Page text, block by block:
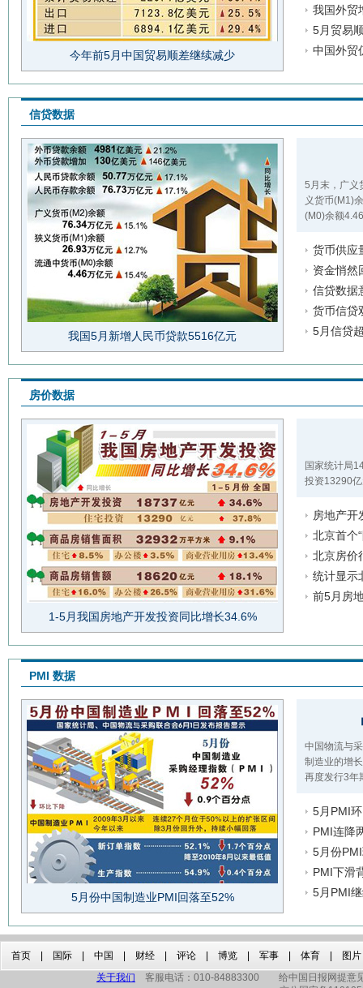
今年前5月中国贸易顺差继续减少
我国外贸
5月贸易
中国外贸
信贷数据
我国5月新增人民币贷款5516亿元
5月末，广义
义货币(M1)
(M0)余额
货币供应
资金悄然
信贷数据
货币信贷
5月信贷
房价数据
1-5月我国房地产开发投资同比增长34.6%
国家统计局
投资13290
房地产开
北京首个
北京房价
统计显示
前5月房
PMI 数据
5月份中国制造业PMI回落至52%
中国物流与
制造业的增
再度发行3年
5月PMI
PMI连降
5月份
PMI下滑
5月PMI